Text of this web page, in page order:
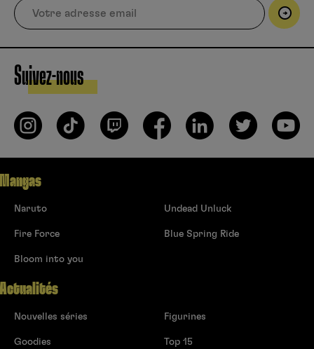
Suivez-nous
Mangas
Naruto
Fire Force
Bloom into you
Undead Unluck
Blue Spring Ride
Actualités
Nouvelles séries
Goodies
Figurines
Top 15